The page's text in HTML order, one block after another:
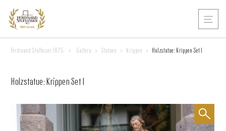
Ferdinand Stuflesser 1875 > Gallery > Statuen > Krippen > Holzstatue: Krippen Set I
Holzstatue: Krippen Set I